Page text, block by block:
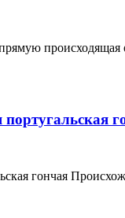
португальская
гончая